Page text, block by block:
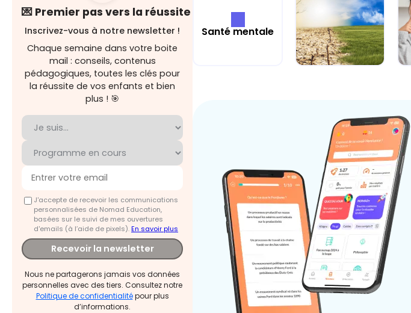
💌 Premier pas vers la réussite
Inscrivez-vous à notre newsletter !
Chaque semaine dans votre boite
mail : conseils, contenus
pédagogiques, toutes les clés pour
la réussite de vos enfants et bien
plus ! 🎯
J'accepte de recevoir les communications
personnalisées de Nomad Education,
basées sur le suivi de mes ouvertures
d'emails (à l’aide de pixels).En savoir plus
Recevoir la newsletter
Nous ne partagerons jamais vos données
personnelles avec des tiers. Consultez notre
Politique de confidentialitépour plus
d’informations.
Santé mentale